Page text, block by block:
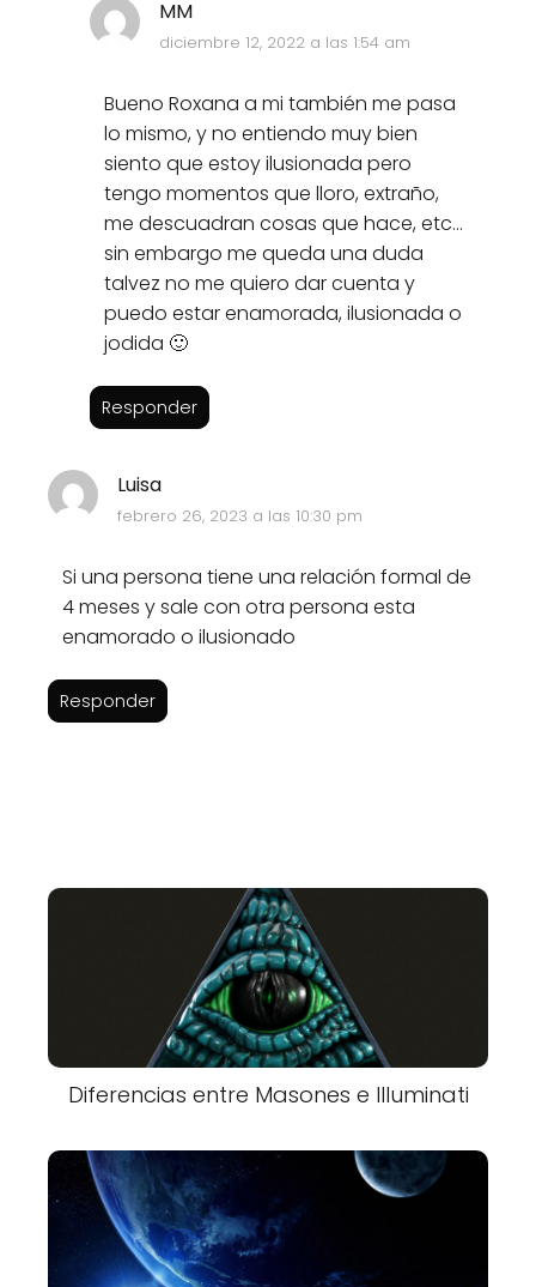
MM
diciembre 12, 2022 a las 1:54 am
Bueno Roxana a mi también me pasa
lo mismo, y no entiendo muy bien
siento que estoy ilusionada pero
tengo momentos que lloro, extraño,
me descuadran cosas que hace, etc...
sin embargo me queda una duda
talvez no me quiero dar cuenta y
puedo estar enamorada, ilusionada o
jodida 🙂
Responder
Luisa
febrero 26, 2023 a las 10:30 pm
Si una persona tiene una relación formal de
4 meses y sale con otra persona esta
enamorado o ilusionado
Responder
Diferencias entre Masones e Illuminati